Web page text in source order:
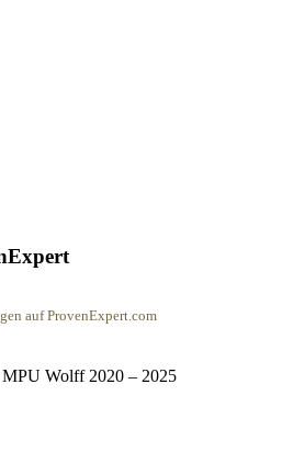
MPU Wolff
auf ProvenExpert.com
Wolff 2020 – 2025